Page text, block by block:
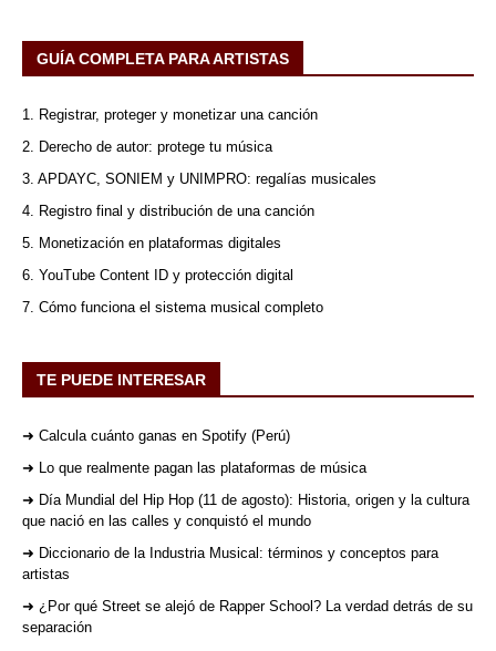
GUÍA COMPLETA PARA ARTISTAS
1. Registrar, proteger y monetizar una canción
2. Derecho de autor: protege tu música
3. APDAYC, SONIEM y UNIMPRO: regalías musicales
4. Registro final y distribución de una canción
5. Monetización en plataformas digitales
6. YouTube Content ID y protección digital
7. Cómo funciona el sistema musical completo
TE PUEDE INTERESAR
➜ Calcula cuánto ganas en Spotify (Perú)
➜ Lo que realmente pagan las plataformas de música
➜ Día Mundial del Hip Hop (11 de agosto): Historia, origen y la cultura
que nació en las calles y conquistó el mundo
➜ Diccionario de la Industria Musical: términos y conceptos para
artistas
➜ ¿Por qué Street se alejó de Rapper School? La verdad detrás de su
separación